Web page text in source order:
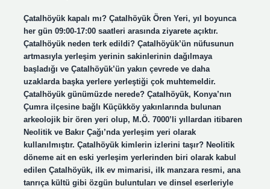
Çatalhöyük kapalı mı? Çatalhöyük Ören Yeri, yıl boyunca
her gün 09:00-17:00 saatleri arasında ziyarete açıktır.
Çatalhöyük neden terk edildi? Çatalhöyük’ün nüfusunun
artmasıyla yerleşim yerinin sakinlerinin dağılmaya
başladığı ve Çatalhöyük’ün yakın çevrede ve daha
uzaklarda başka yerlere yerleştiği çok muhtemeldir.
Çatalhöyük günümüzde nerede? Çatalhöyük, Konya’nın
Çumra ilçesine bağlı Küçükköy yakınlarında bulunan
arkeolojik bir ören yeri olup, M.Ö. 7000’li yıllardan itibaren
Neolitik ve Bakır Çağı’nda yerleşim yeri olarak
kullanılmıştır. Çatalhöyük kimlerin izlerini taşır? Neolitik
döneme ait en eski yerleşim yerlerinden biri olarak kabul
edilen Çatalhöyük, ilk ev mimarisi, ilk manzara resmi, ana
tanrıça kültü gibi özgün buluntuları ve dinsel eserleriyle